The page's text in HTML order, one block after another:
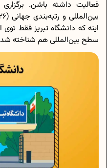
فعالیت داشته باشن.
اینه که دانشگاه تبریز فقط
سطح بین‌المللی هم شناخته